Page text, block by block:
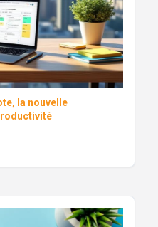
la nouvelle